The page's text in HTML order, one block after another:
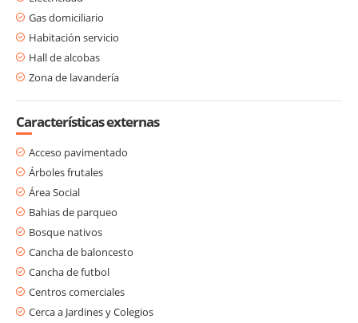
Gas domiciliario
Habitación servicio
Hall de alcobas
Zona de lavandería
Características externas
Acceso pavimentado
Árboles frutales
Área Social
Bahias de parqueo
Bosque nativos
Cancha de baloncesto
Cancha de futbol
Centros comerciales
Cerca a Jardines y Colegios